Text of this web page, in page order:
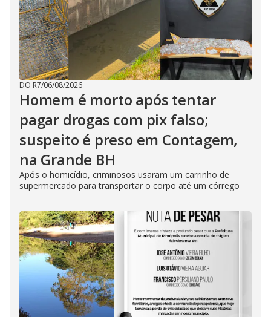
DO R7/06/08/2026
Homem é morto após tentar
pagar drogas com pix falso;
suspeito é preso em Contagem,
na Grande BH
Após o homicídio, criminosos usaram um carrinho de
supermercado para transportar o corpo até um córrego